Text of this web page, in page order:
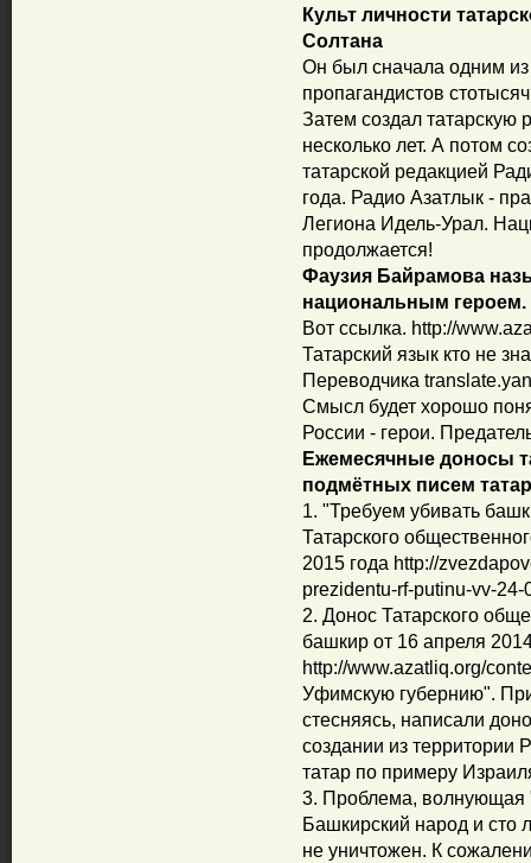
Культ личности
Солтана
Он был сначала одним
пропагандистов
Затем создал татарскую
несколько лет. А потом
татарской редакцией
года. Радио Азатлык -
Легиона Идель-Урал.
продолжается!
Фаузия Байрамова
национальным героем.
Вот ссылка. http://
Татарский язык кто не
Переводчика
Смысл будет хорошо
России - герои.
Ежемесячные доносы
подмётных писем
1. "Требуем убивать
Татарского
2015 года http://
prezidentu-rf-putinu-vv-24-
2. Донос Татарского
башкир от 16 апреля
http://www.azatliq.org/
Уфимскую губернию".
стесняясь, написали
создании из территории
татар по примеру
3. Проблема, волнующая
Башкирский народ и сто
не уничтожен. К